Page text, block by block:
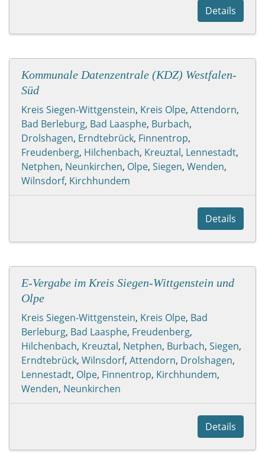
Details
Kommunale Datenzentrale (KDZ) Westfalen-
Süd
Kreis Siegen-Wittgenstein, Kreis Olpe, Attendorn,
Bad Berleburg, Bad Laasphe, Burbach,
Drolshagen, Erndtebrück, Finnentrop,
Freudenberg, Hilchenbach, Kreuztal, Lennestadt,
Netphen, Neunkirchen, Olpe, Siegen, Wenden,
Wilnsdorf, Kirchhundem
Details
E-Vergabe im Kreis Siegen-Wittgenstein und
Olpe
Kreis Siegen-Wittgenstein, Kreis Olpe, Bad
Berleburg, Bad Laasphe, Freudenberg,
Hilchenbach, Kreuztal, Netphen, Burbach, Siegen,
Erndtebrück, Wilnsdorf, Attendorn, Drolshagen,
Lennestadt, Olpe, Finnentrop, Kirchhundem,
Wenden, Neunkirchen
Details